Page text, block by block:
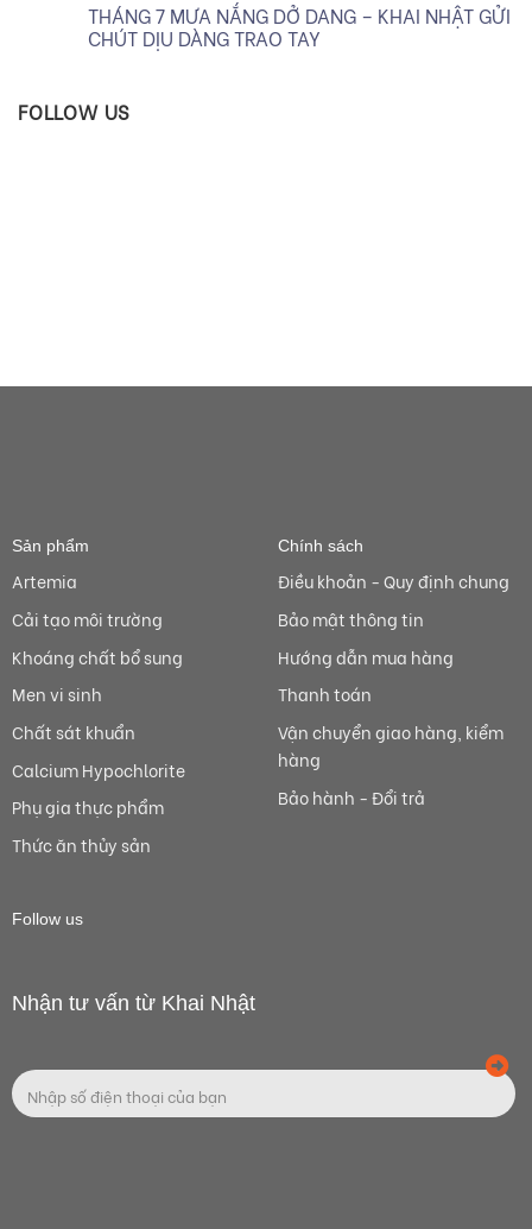
THÁNG 7 MƯA NẮNG DỞ DANG – KHAI NHẬT GỬI
CHÚT DỊU DÀNG TRAO TAY
FOLLOW US
Sản phẩm
Artemia
Cải tạo môi trường
Khoáng chất bổ sung
Men vi sinh
Chất sát khuẩn
Calcium Hypochlorite
Phụ gia thực phẩm
Thức ăn thủy sản
Chính sách
Điều khoản - Quy định chung
Bảo mật thông tin
Hướng dẫn mua hàng
Thanh toán
Vận chuyển giao hàng, kiểm
hàng
Bảo hành - Đổi trả
Follow us
Nhận tư vấn từ Khai Nhật